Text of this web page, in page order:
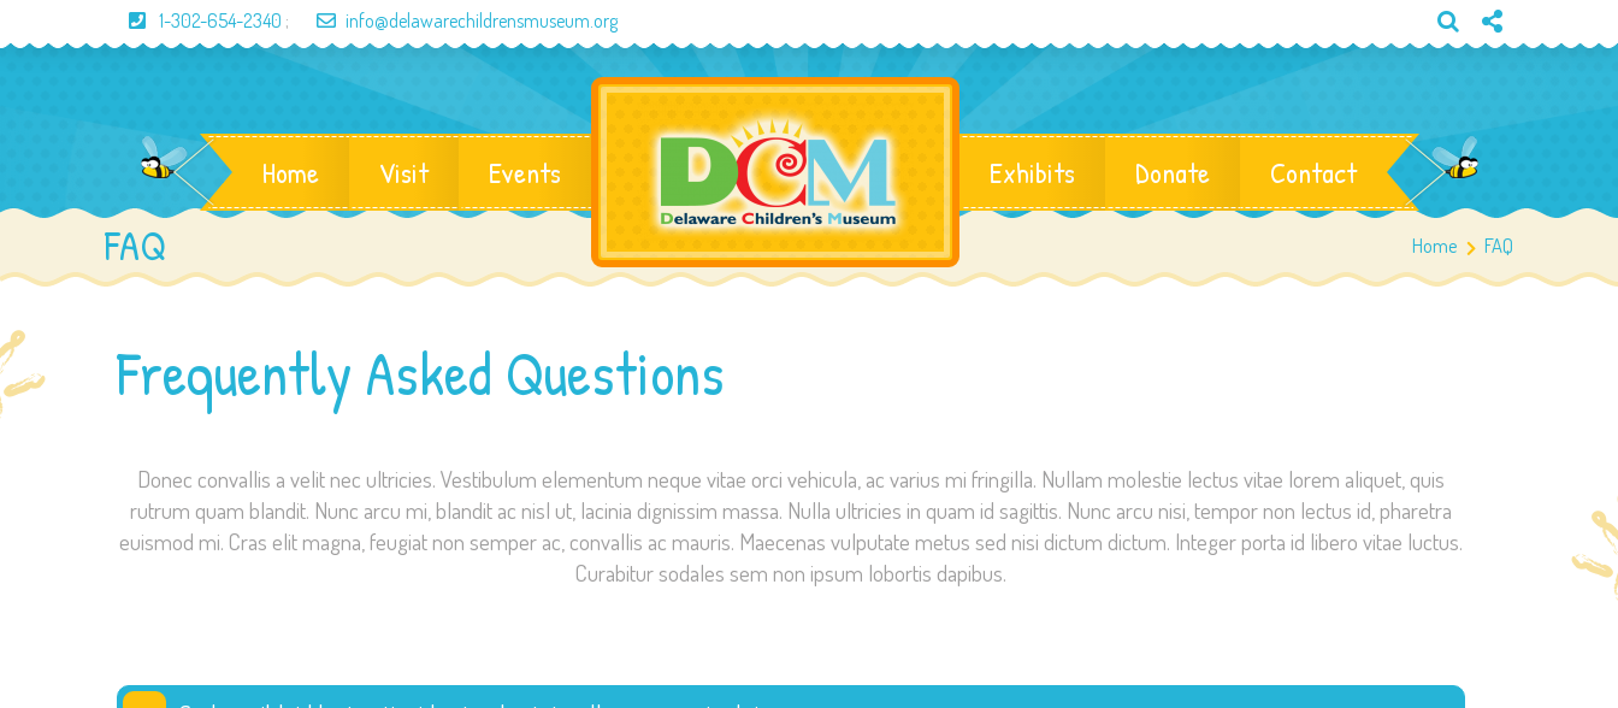
1-302-654-2340 ; info@delawarechildrensmuseum.org
Home Visit Events Exhibits Donate Contact
FAQ Home FAQ
Frequently Asked Questions
Donec convallis a velit nec ultricies. Vestibulum elementum neque vitae orci vehicula, ac varius mi fringilla. Nullam molestie lectus vitae lorem aliquet, quis
rutrum quam blandit. Nunc arcu mi, blandit ac nisl ut, lacinia dignissim massa. Nulla ultricies in quam id sagittis. Nunc arcu nisi, tempor non lectus id, pharetra
euismod mi. Cras elit magna, feugiat non semper ac, convallis ac mauris. Maecenas vulputate metus sed nisi dictum dictum. Integer porta id libero vitae luctus.
Curabitur sodales sem non ipsum lobortis dapibus.